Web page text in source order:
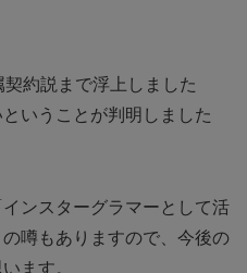
約説まで浮上しました
いうことが判明しました
ンスターグラマーとして活
噂もありますので、今後の
ます。